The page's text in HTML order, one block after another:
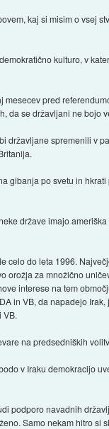
kaj si misim o vsej
kulturo, v
pred
da se državljani ne bojo
državljane spremenili v
gibanja po svetu in
države imajo
celo do leta 1996.
za množično
interese na tem
in VB, da napadejo
VB.
na predsedniških
v Iraku demokracijo
podporo navadnih
Samo nekam hitro si